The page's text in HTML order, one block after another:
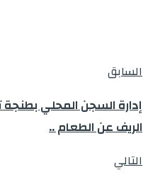
السابق
إدارة السجن المحلي
الريف عن الطعام ..
التالي